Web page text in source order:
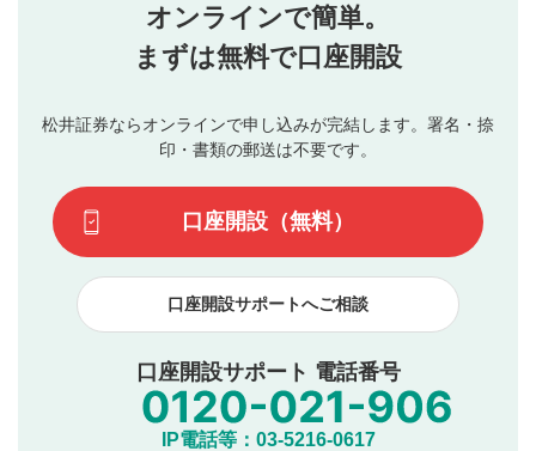
投稿するボタン
星で評価をすると投稿できます。（お名前とコメント
3
動画の評価
です）
行ってください。
当社は、利用者同士、もしくは利用者と第三者間のトラ
ブルによって生じた損害に対して一切の責任を負いませ
評価およびコメントは当社にて審査のうえ、掲載となり
ます。掲載されるまでに日数がかかる場合や掲載されない
てはお答えできません。各動画コンテンツへの掲載をもっ
て結果のご連絡といたします。ご了承ください。
下記の項目に該当すると判断された投稿内容は、掲載を
見合わせる場合がございます。
本動画コンテンツとは無関係の内容の投稿
他者への誹謗中傷や差別的表現投稿
公序良俗に反する内容の投稿
氏名、住所、電話番号など個人を特定できる情報の
他のサイトへの誘導や営利目的、広告・宣伝を目
オンラインで簡単。
まずは無料で口座開設
松井証券ならオンラインで申し込みが完結します。署名・捺
印・書類の郵送は不要です。
口座開設（無料）
口座開設サポートへご相談
口座開設サポート 電話番号
IP電話等：03-5216-0617